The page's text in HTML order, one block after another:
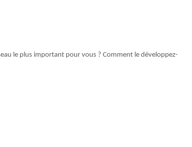
le plus important pour vous ? Comment le développez-